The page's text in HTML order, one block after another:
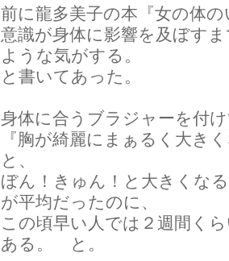
前に龍多美子の本『女の体
意識が身体に影響を及ぼす
ような気がする。
と書いてあった。
身体に合うブラジャーを付
『胸が綺麗にまぁるく大き
と、
ぼん！きゅん！と大きくな
が平均だったのに、
この頃早い人では２週間く
ある。 と。